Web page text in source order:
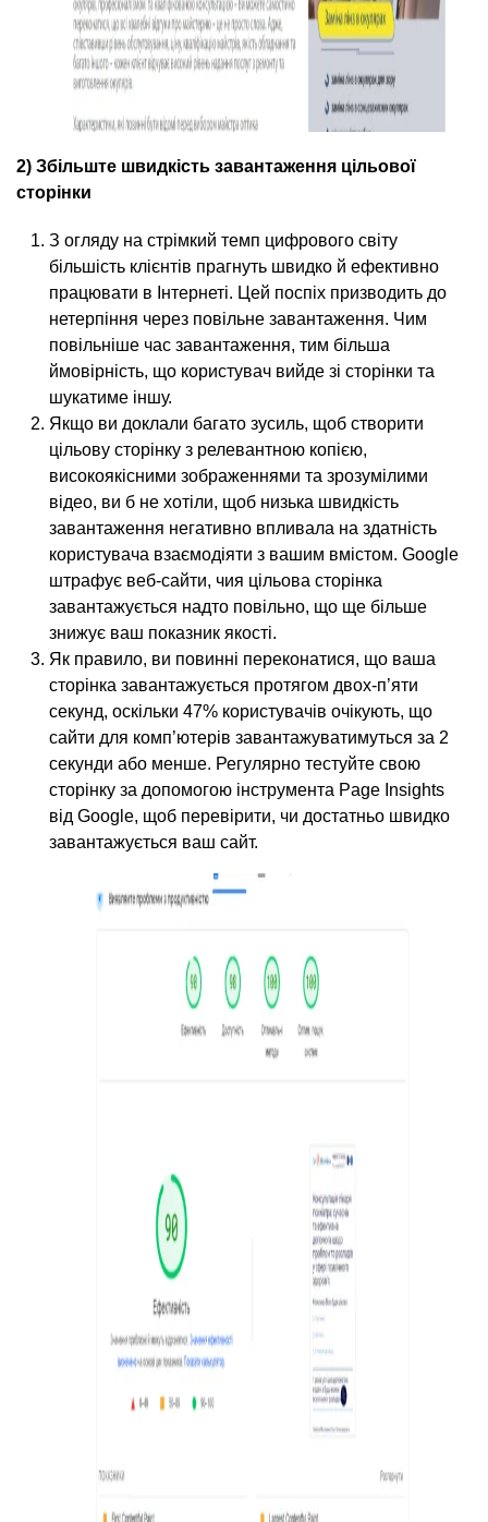
2) Збільште швидкість завантаження цільової
сторінки
З огляду на стрімкий темп цифрового світу
більшість клієнтів прагнуть швидко й ефективно
працювати в Інтернеті. Цей поспіх призводить до
нетерпіння через повільне завантаження. Чим
повільніше час завантаження, тим більша
ймовірність, що користувач вийде зі сторінки та
шукатиме іншу.
Якщо ви доклали багато зусиль, щоб створити
цільову сторінку з релевантною копією,
високоякісними зображеннями та зрозумілими
відео, ви б не хотіли, щоб низька швидкість
завантаження негативно впливала на здатність
користувача взаємодіяти з вашим вмістом. Google
штрафує веб-сайти, чия цільова сторінка
завантажується надто повільно, що ще більше
знижує ваш показник якості.
Як правило, ви повинні переконатися, що ваша
сторінка завантажується протягом двох-п’яти
секунд, оскільки 47% користувачів очікують, що
сайти для комп’ютерів завантажуватимуться за 2
секунди або менше. Регулярно тестуйте свою
сторінку за допомогою інструмента Page Insights
від Google, щоб перевірити, чи достатньо швидко
завантажується ваш сайт.